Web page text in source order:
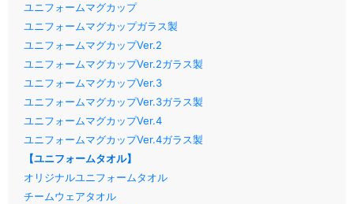
ユニフォームマグカップ
ユニフォームマグカップガラス製
ユニフォームマグカップVer.2
ユニフォームマグカップVer.2ガラス製
ユニフォームマグカップVer.3
ユニフォームマグカップVer.3ガラス製
ユニフォームマグカップVer.4
ユニフォームマグカップVer.4ガラス製
【ユニフォームタオル】
オリジナルユニフォームタオル
チームウェアタオル